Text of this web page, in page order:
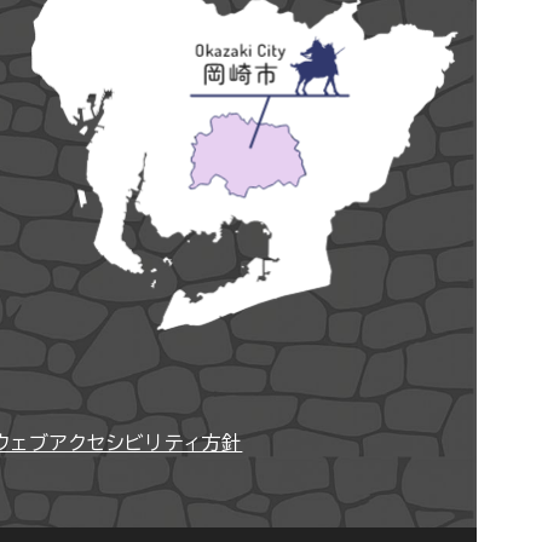
ェブアクセシビリティ方針